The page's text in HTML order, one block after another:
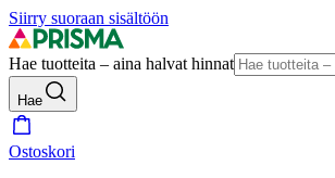
Siirry suoraan sisältöön
Hae tuotteita – aina halvat hinnat
Hae
Ostoskori